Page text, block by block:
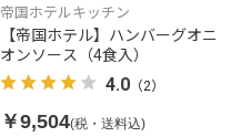
帝国ホテルキッチン
【帝国ホテル】ハンバーグオニ
オンソース（4食入）
4.0（2）
￥9,504(税・送料込)